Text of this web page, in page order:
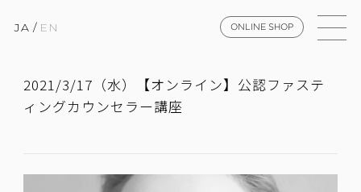
JA / EN ONLINE SHOP
2021/3/17（水）【オンライン】公認ファステ
ィングカウンセラー講座